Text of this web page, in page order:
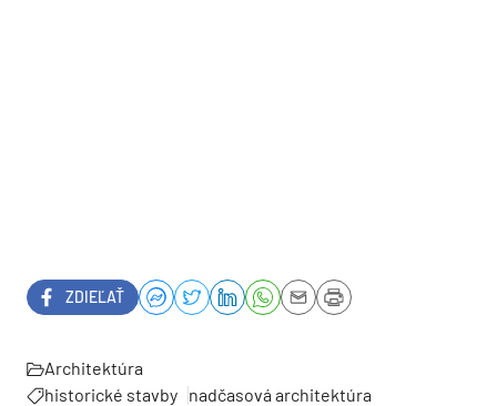
ZDIEĽAŤ
Architektúra
historické stavby nadčasová architektúra